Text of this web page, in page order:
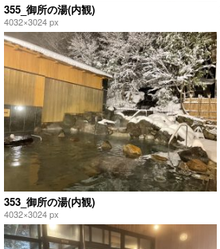
355_御所の湯(内観)
4032×3024 px
353_御所の湯(内観)
4032×3024 px